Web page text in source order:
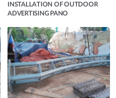
INSTALLATION OF OUTDOOR
ADVERTISING PANO